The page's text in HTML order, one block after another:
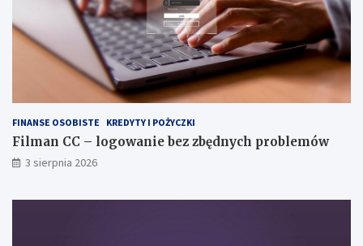
FINANSE OSOBISTE KREDYTY I POŻYCZKI
Filman CC – logowanie bez zbędnych problemów
3 sierpnia 2026